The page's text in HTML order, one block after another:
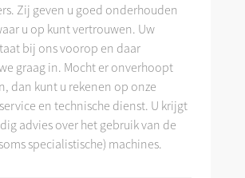
Zij geven u goed onderhouden
u op kunt vertrouwen. Uw
bij ons voorop en daar
graag in. Mocht er onverhoopt
dan kunt u rekenen op onze
en technische dienst. U krijgt
advies over het gebruik van de
specialistische) machines.